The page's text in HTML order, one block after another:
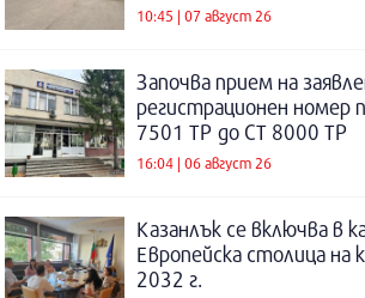
10:45 | 07 август 26
Започва прием на
регистрационен номер
7501 ТР до СТ 8000 ТР
16:04 | 06 август 26
Казанлък се включва в
Европейска столица на
2032 г.